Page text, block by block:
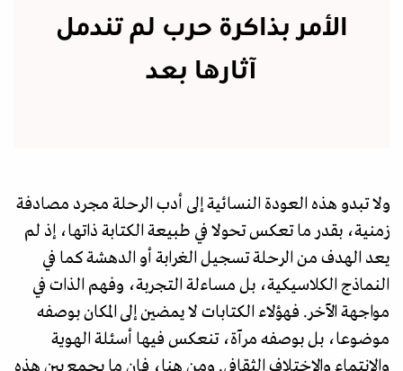
الأمر بذاكرة حرب لم تندمل
آثارها بعد
ولا تبدو هذه العودة النسائية إلى أدب الرحلة مجرد مصادفة
زمنية، بقدر ما تعكس تحولا في طبيعة الكتابة ذاتها، إذ لم
يعد الهدف من الرحلة تسجيل الغرابة أو الدهشة كما في
النماذج الكلاسيكية، بل مساءلة التجربة، وفهم الذات في
مواجهة الآخر. فهؤلاء الكتابات لا يمضين إلى المكان بوصفه
موضوعا، بل بوصفه مرآة، تنعكس فيها أسئلة الهوية
والانتماء والاختلاف الثقافي. ومن هنا، فإن ما يجمع بين هذه